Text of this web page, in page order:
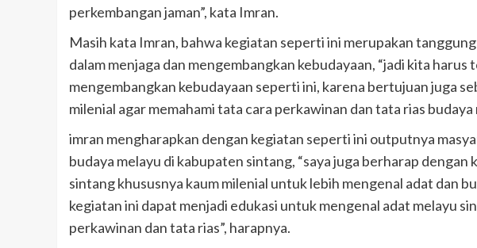
perkembangan jaman”, kata Imran.
Masih kata Imran, bahwa kegiatan seperti ini merupakan
dalam menjaga dan mengembangkan kebudayaan, “jadi kita harus
mengembangkan kebudayaan seperti ini, karena bertujuan juga
milenial agar memahami tata cara perkawinan dan tata rias budaya
imran mengharapkan dengan kegiatan seperti ini outputnya
budaya melayu di kabupaten sintang, “saya juga berharap dengan
sintang khususnya kaum milenial untuk lebih mengenal adat dan
kegiatan ini dapat menjadi edukasi untuk mengenal adat melayu
perkawinan dan tata rias”, harapnya.